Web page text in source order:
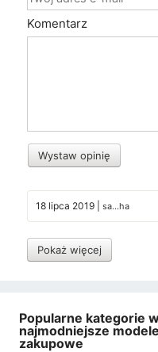
Komentarz
Wystaw opinię
18 lipca 2019 sa...ha
Pokaż więcej
Popularne kategorie
najmodniejsze
zakupowe